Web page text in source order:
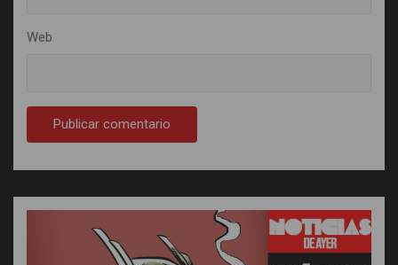
Web